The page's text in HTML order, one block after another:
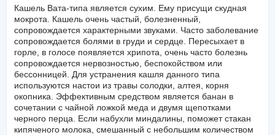
Кашель Вата-типа является сухим. Ему присущи скудная
мокрота. Кашель очень частый, болезненный,
сопровождается характерными звуками. Часто заболевание
сопровождается болями в груди и сердце. Пересыхает в
горле, в голосе появляется хрипота, очень часто болезнь
сопровождается нервозностью, беспокойством или
бессонницей. Для устранения кашля данного типа
используются настои из травы солодки, алтея, корня
окопника. Эффективным средством является банан в
сочетании с чайной ложкой меда и двумя щепотками
черного перца. Если набухли миндалины, поможет стакан
кипяченого молока, смешанный с небольшим количеством